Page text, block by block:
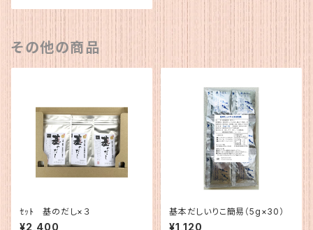
その他の商品
ｾｯﾄ 基のだし×３
¥2,400
基本だしいりこ簡易（5g×30）
¥1,120